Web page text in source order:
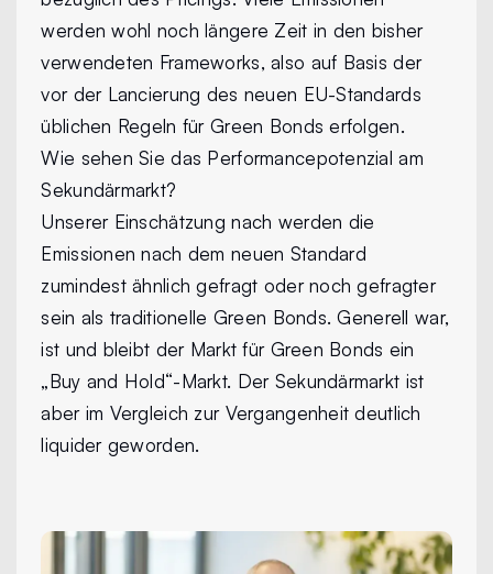
werden wohl noch längere Zeit in den bisher
verwendeten Frameworks, also auf Basis der
vor der Lancierung des neuen EU-Standards
üblichen Regeln für Green Bonds erfolgen.
Wie sehen Sie das Performancepotenzial am
Sekundärmarkt?
Unserer Einschätzung nach werden die
Emissionen nach dem neuen Standard
zumindest ähnlich gefragt oder noch gefragter
sein als traditionelle Green Bonds. Generell war,
ist und bleibt der Markt für Green Bonds ein
„Buy and Hold“-Markt. Der Sekundärmarkt ist
aber im Vergleich zur Vergangenheit deutlich
liquider geworden.